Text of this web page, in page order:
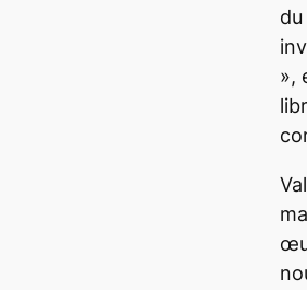
»,